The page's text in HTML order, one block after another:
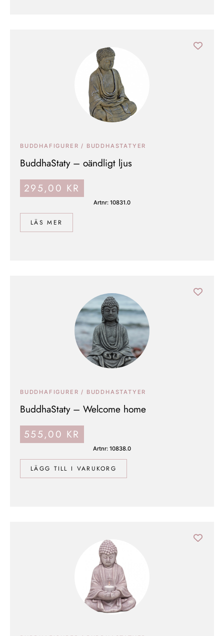
LÄS MER
BUDDHAFIGURER / BUDDHASTATYER
BuddhaStaty – oändligt ljus
295,00 KR
Artnr: 10831.0
LÄGG TILL I VARUKORG
BUDDHAFIGURER / BUDDHASTATYER
BuddhaStaty – Welcome home
555,00 KR
Artnr: 10838.0